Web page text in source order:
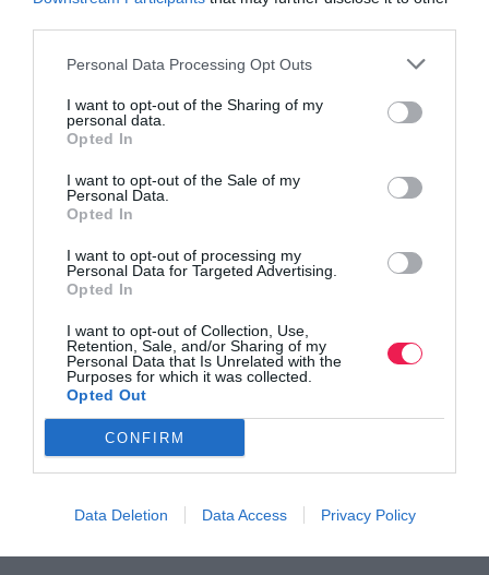
Personal Data Processing Opt Outs
I want to opt-out of the Sharing of my
personal data.
Opted In
I want to opt-out of the Sale of my
Personal Data.
Opted In
I want to opt-out of processing my
Personal Data for Targeted Advertising.
Opted In
I want to opt-out of Collection, Use,
Retention, Sale, and/or Sharing of my
Personal Data that Is Unrelated with the
Purposes for which it was collected.
Opted Out
CONFIRM
Data Deletion Data Access Privacy Policy